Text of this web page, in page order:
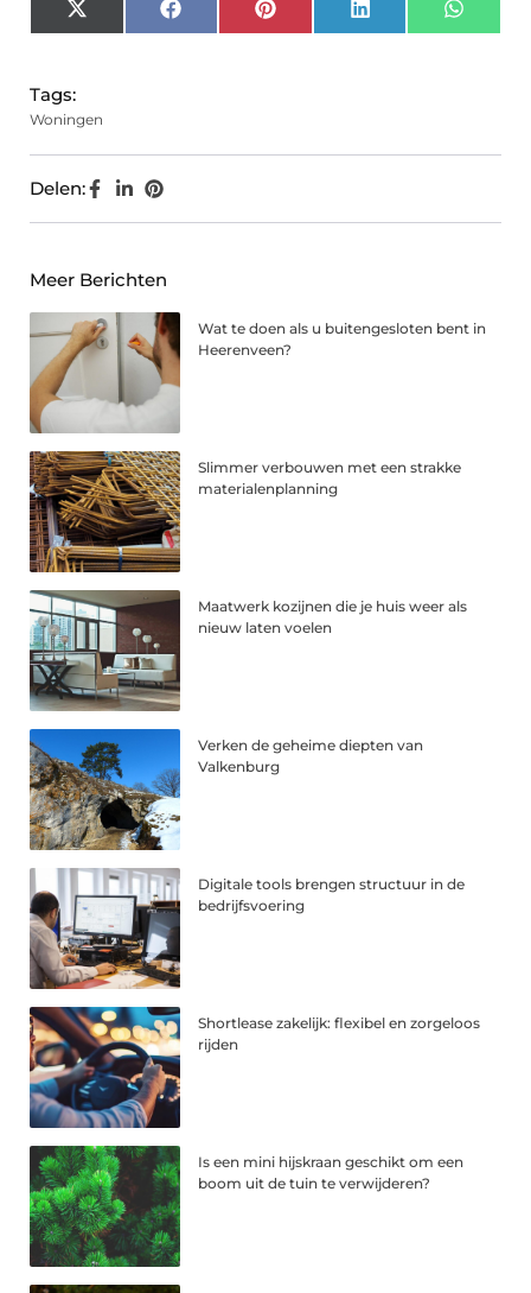
X
(Twitter)
FacebookPinterest LinkedIn
Tags:
Woningen
Delen:
Meer Berichten
Wat te doen als u buitengesloten bent in
Heerenveen?
Slimmer verbouwen met een strakke
materialenplanning
Maatwerk kozijnen die je huis weer als
nieuw laten voelen
Verken de geheime diepten van
Valkenburg
Digitale tools brengen structuur in de
bedrijfsvoering
Shortlease zakelijk: flexibel en zorgeloos
rijden
Is een mini hijskraan geschikt om een
boom uit de tuin te verwijderen?